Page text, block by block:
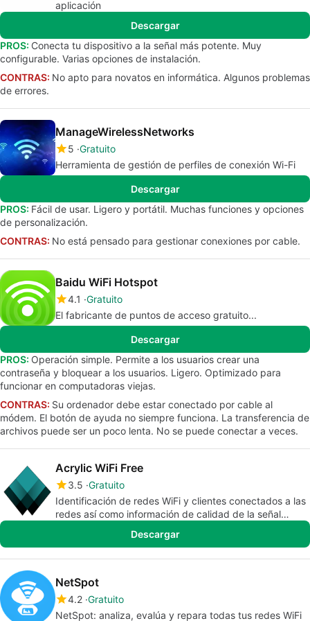
aplicación
Descargar
PROS: Conecta tu dispositivo a la señal más potente. Muy
configurable. Varias opciones de instalación.
CONTRAS: No apto para novatos en informática. Algunos problemas
de errores.
ManageWirelessNetworks
5 Gratuito
Herramienta de gestión de perfiles de conexión Wi-Fi
Descargar
PROS: Fácil de usar. Ligero y portátil. Muchas funciones y opciones
de personalización.
CONTRAS: No está pensado para gestionar conexiones por cable.
Baidu WiFi Hotspot
4.1 Gratuito
El fabricante de puntos de acceso gratuito...
Descargar
PROS: Operación simple. Permite a los usuarios crear una
contraseña y bloquear a los usuarios. Ligero. Optimizado para
funcionar en computadoras viejas.
CONTRAS: Su ordenador debe estar conectado por cable al
módem. El botón de ayuda no siempre funciona. La transferencia de
archivos puede ser un poco lenta. No se puede conectar a veces.
Acrylic WiFi Free
3.5 Gratuito
Identificación de redes WiFi y clientes conectados a las
redes así como información de calidad de la señal
Descargar
NetSpot
4.2 Gratuito
NetSpot: analiza, evalúa y repara todas tus redes WiFi